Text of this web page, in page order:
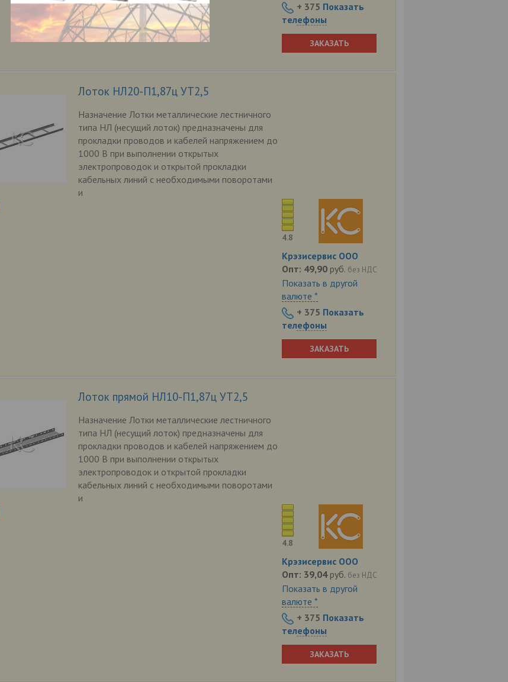
+ 375 Показать
телефоны
ЗАКАЗАТЬ
Лоток НЛ20-П1,87ц УТ2,5
Назначение Лотки металлические лестничного
типа НЛ (несущий лоток) предназначены для
прокладки проводов и кабелей напряжением до
1000 В при выполнении открытых
электропроводок и открытой прокладки
кабельных линий с необходимыми поворотами
и
4.8
Крэзисервис ООО
Опт: 49,90руб. без НДС
Показать в другой
валюте *
+ 375 Показать
телефоны
ЗАКАЗАТЬ
Лоток прямой НЛ10-П1,87ц УТ2,5
Назначение Лотки металлические лестничного
типа НЛ (несущий лоток) предназначены для
прокладки проводов и кабелей напряжением до
1000 В при выполнении открытых
электропроводок и открытой прокладки
кабельных линий с необходимыми поворотами
и
4.8
Крэзисервис ООО
Опт: 39,04руб. без НДС
Показать в другой
валюте *
+ 375 Показать
телефоны
ЗАКАЗАТЬ